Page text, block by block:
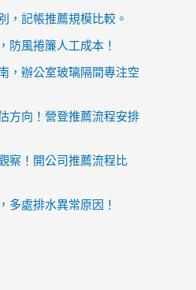
，記帳推薦規模比較。
防風捲簾人工成本！
，辦公室玻璃隔間專注空
方向！營登推薦流程安排
察！開公司推薦流程比
多處排水異常原因！